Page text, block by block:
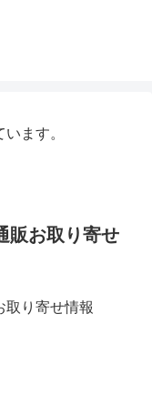
ます。
販お取り寄せ
取り寄せ情報